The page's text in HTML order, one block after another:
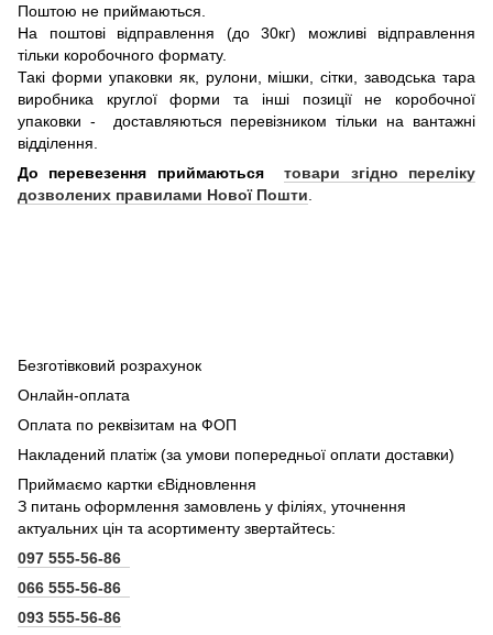
Поштою не приймаються.
На поштові відправлення (до 30кг) можливі відправлення
тільки коробочного формату.
Такі форми упаковки як, рулони, мішки, сітки, заводська тара
виробника круглої форми та інші позиції не коробочної
упаковки - доставляються перевізником тільки на вантажні
відділення.
До перевезення приймаютьсятовари згідно переліку
дозволених правилами Нової Пошти
Безготівковий розрахунок
Онлайн-оплата
Оплата по реквізитам на ФОП
Накладений платіж (за умови попередньої оплати доставки)
Приймаємо картки єВідновлення
З питань оформлення замовлень у філіях, уточнення
актуальних цін та асортименту звертайтесь:
097 555-56-86
066 555-56-86
093 555-56-86